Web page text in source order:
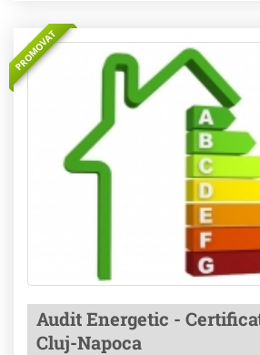
PROMOVAT
Audit Energetic -
Cluj-Napoca